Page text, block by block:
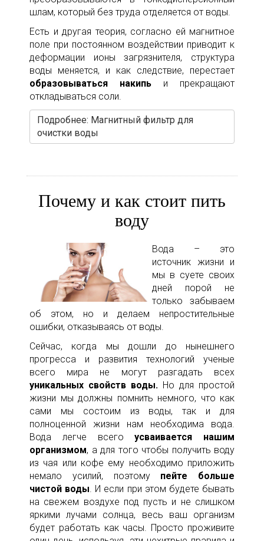
шлам, который без труда отделяется от воды.
Есть и другая теория, согласно ей магнитное
поле при постоянном воздействии приводит к
деформации ионы загрязнителя, структура
воды меняется, и как следствие, перестает
образовываться накипь и прекращают
откладываться соли.
Подробнее: Магнитный фильтр для
очистки воды
Почему и как стоит пить
воду
Вода – это
источник жизни и
мы в суете своих
дней порой не
только забываем
об этом, но и делаем непростительные
ошибки, отказываясь от воды.
Сейчас, когда мы дошли до нынешнего
прогресса и развития технологий ученые
всего мира не могут разгадать всех
уникальных свойств воды. Но для простой
жизни мы должны помнить немного, что как
сами мы состоим из воды, так и для
полноценной жизни нам необходима вода.
Вода легче всегоусваивается нашим
организмом, а для того чтобы получить воду
из чая или кофе ему необходимо приложить
немало усилий, поэтому пейте больше
чистой воды. И если при этом будете бывать
на свежем воздухе под пусть и не слишком
яркими лучами солнца, весь ваш организм
будет работать как часы. Просто проживите